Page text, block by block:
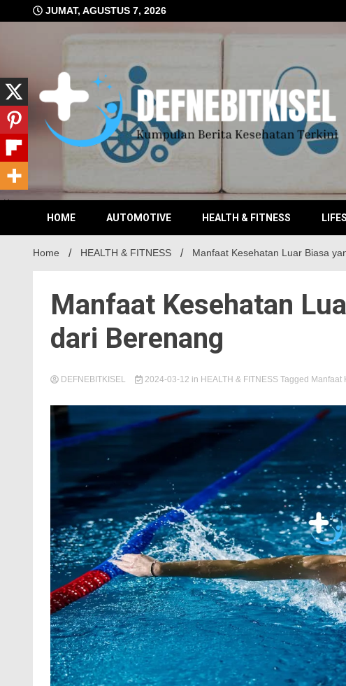
to
JUMAT, AGUSTUS 7, 2026
HOME AUTOMOTIVE HEALTH & FITNESS
Home HEALTH & FITNESS Manfaat Kesehatan Luar Biasa
Manfaat Kesehatan
dari Berenang
DEFNEBITKISEL 2024-03-12 in HEALTH & FITNESS Tagged Manfaat